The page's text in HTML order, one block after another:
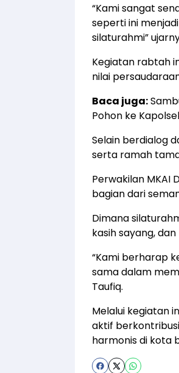
“Kami sangat
seperti ini
silaturahmi”
Kegiatan rabtah
nilai
Baca juga:
Pohon ke
Selain berdialog
serta ramah
Perwakilan MKAI
bagian dari
Dimana
kasih sayang,
“Kami berharap
sama dalam
Taufiq.
Melalui kegiatan
aktif
harmonis di kota